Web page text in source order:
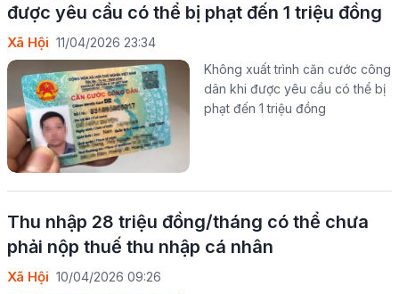
được yêu cầu có thể bị phạt đến 1 triệu đồng
Xã Hội 11/04/2026 23:34
Không xuất trình căn cước công
dân khi được yêu cầu có thể bị
phạt đến 1 triệu đồng
Thu nhập 28 triệu đồng/tháng có thể chưa
phải nộp thuế thu nhập cá nhân
Xã Hội 10/04/2026 09:26